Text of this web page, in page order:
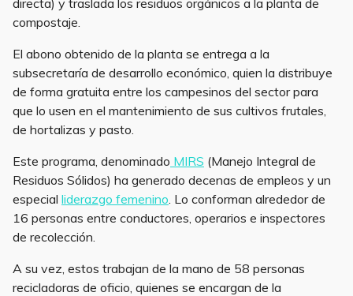
compostaje.
El abono obtenido de la planta se entrega a la
subsecretaría de desarrollo económico, quien la distribuye
de forma gratuita entre los campesinos del sector para
que lo usen en el mantenimiento de sus cultivos frutales,
de hortalizas y pasto.
Este programa, denominado MIRS (Manejo Integral de
Residuos Sólidos) ha generado decenas de empleos y un
especial liderazgo femenino . Lo conforman alrededor de
16 personas entre conductores, operarios e inspectores
de recolección.
A su vez, estos trabajan de la mano de 58 personas
recicladoras de oficio, quienes se encargan de la